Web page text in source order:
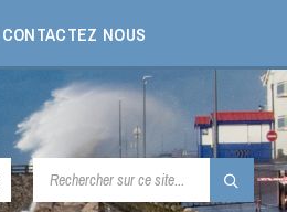
CONTACTEZ NOUS
RECHERCHE: